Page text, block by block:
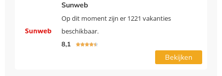
Sunweb
Op dit moment zijn er 1221 vakanties
beschikbaar.
8,1 
Bekijken